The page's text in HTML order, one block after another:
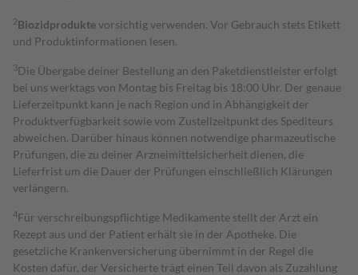
2Biozidproduktevorsichtig verwenden. Vor Gebrauch stets Etikett
und Produktinformationen lesen.
3Die Übergabe deiner Bestellung an den Paketdienstleister erfolgt
bei uns werktags von Montag bis Freitag bis 18:00 Uhr. Der genaue
Lieferzeitpunkt kann je nach Region und in Abhängigkeit der
Produktverfügbarkeit sowie vom Zustellzeitpunkt des Spediteurs
abweichen. Darüber hinaus können notwendige pharmazeutische
Prüfungen, die zu deiner Arzneimittelsicherheit dienen, die
Lieferfrist um die Dauer der Prüfungen einschließlich Klärungen
verlängern.
4Für verschreibungspflichtige Medikamente stellt der Arzt ein
Rezept aus und der Patient erhält sie in der Apotheke. Die
gesetzliche Krankenversicherung übernimmt in der Regel die
Kosten dafür, der Versicherte trägt einen Teil davon als Zuzahlung